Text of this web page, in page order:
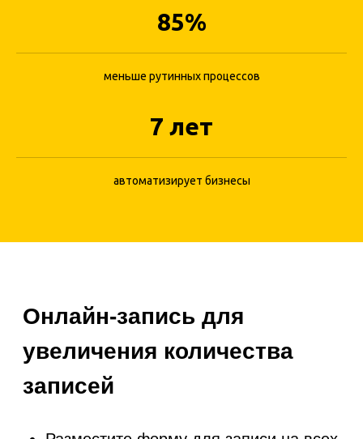
85%
меньше рутинных процессов
7 лет
автоматизирует бизнесы
увеличения количества
Разместите форму для записи на всех